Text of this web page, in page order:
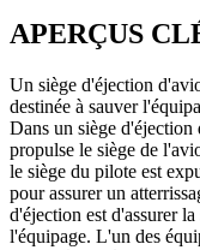
APERÇUS
Un siège d'éjection
destinée à sauver
Dans un siège
propulse le siège de
le siège du pilote est
pour assurer un
d'éjection est d'assurer
l'équipage. L'un des